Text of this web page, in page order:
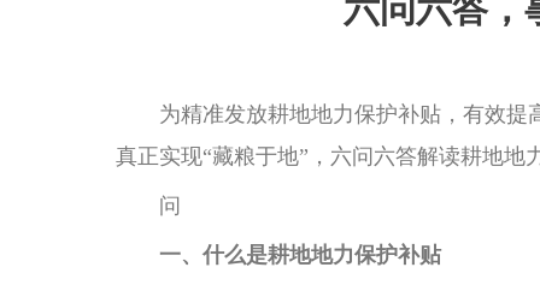
六问六答，
为精准发放耕地地力保护补贴，有效提
真正实现“藏粮于地”，六问六答解读耕地地
问
一、什么是耕地地力保护补贴